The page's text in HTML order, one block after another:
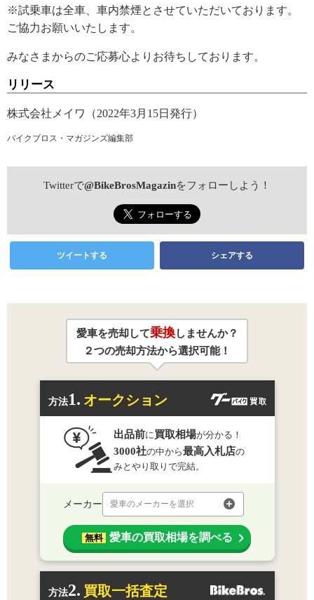
※試乗車は全車、車内禁煙とさせていただいております。
ご協力お願いいたします。
みなさまからのご応募心よりお待ちしております。
リリース
株式会社メイワ（2022年3月15日発行）
バイクブロス・マガジンズ編集部
Twitterで@BikeBrosMagazinをフォローしよう！
ツイートする シェアする
愛車を売却して乗換しませんか？
２つの売却方法から選択可能！
方法1. オークション
出品前に買取相場が分かる！
3000社の中から最高入札店の
みとやり取りで完結。
メーカー 愛車のメーカーを選択
無料 愛車の買取相場を調べる
方法2. 買取一括査定